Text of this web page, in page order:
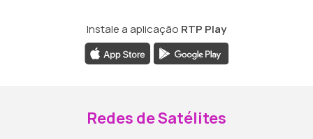
Instale a aplicação RTP Play
Redes de Satélites